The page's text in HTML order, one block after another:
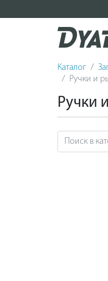
Каталог
Ручки и
Ручки